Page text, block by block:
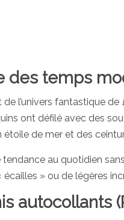
des temps
l’univers fantastique de
ont défilé avec des
de mer et des
au quotidien
» ou de légères
autocollants